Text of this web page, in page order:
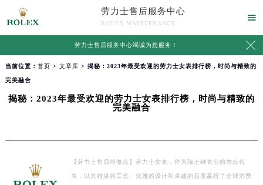
劳力士售后服务中心
ROLEX MAINTENANCE

劳力士售后服务中心竭诚为您服务！ 
当前位置： 首页 > 文章库 > 揭秘：2023年最受欢迎的劳力士女表排行榜，时尚与精致的
完美融合
揭秘：2023年最受欢迎的劳力士女表排行榜，时尚与精致的
完美融合
【劳力士售后维修点】劳力士女表，作为瑞士钟表业的杰出代
表，以其精湛的工艺、优雅的设计和卓越的品质赢得了全球消费